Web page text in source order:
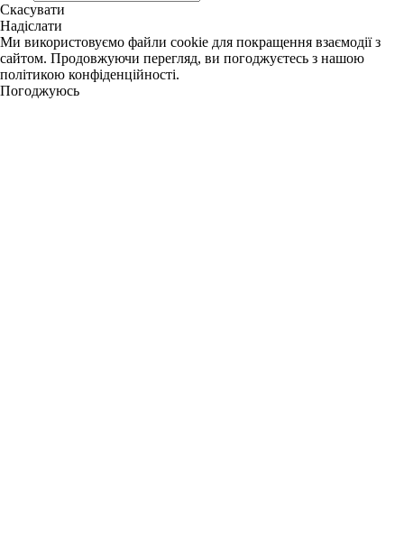
Скасувати
Надіслати
Ми використовуємо файли cookie для покращення взаємодії з
сайтом. Продовжуючи перегляд, ви погоджуєтесь з нашою
політикою конфіденційності.
Погоджуюсь